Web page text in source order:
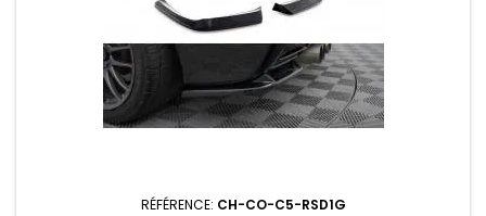
RÉFÉRENCE: CH-CO-C5-RSD1G